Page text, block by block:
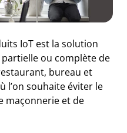
IoT est la solution
ou complète de
bureau et
l’on souhaite éviter le
maçonnerie et de